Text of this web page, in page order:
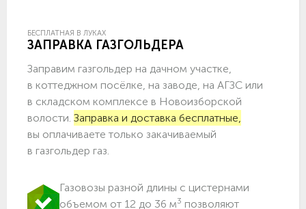
БЕСПЛАТНАЯ В ЛУКАХ
ЗАПРАВКА ГАЗГОЛЬДЕРА
Заправим газгольдер на дачном участке,
в коттеджном посёлке, на заводе, на АГЗС или
в складском комплексе в Новоизборской
волости. Заправка и доставка бесплатные,
вы оплачиваете только закачиваемый
в газгольдер газ.
Газовозы разной длины с цистернами
объемом от 12 до 36 м3 позволяют